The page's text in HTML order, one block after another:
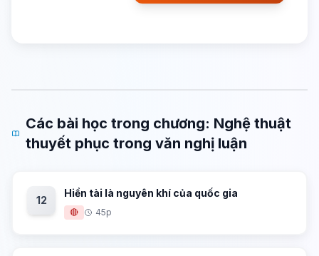
Các bài học trong chương: Nghệ thuật
thuyết phục trong văn nghị luận
12
Hiền tài là nguyên khí của quốc gia
🔴 45p